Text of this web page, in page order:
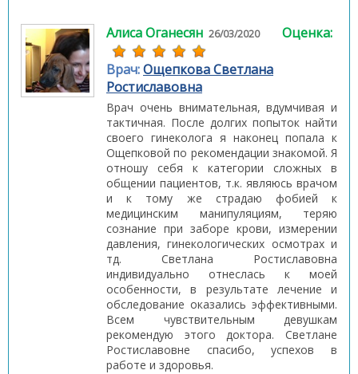
Алиса Оганесян 26/03/2020 Оценка:
Врач:Ощепкова Светлана
Ростиславовна
Врач очень внимательная, вдумчивая и
тактичная. После долгих попыток найти
своего гинеколога я наконец попала к
Ощепковой по рекомендации знакомой. Я
отношу себя к категории сложных в
общении пациентов, т.к. являюсь врачом
и к тому же страдаю фобией к
медицинским манипуляциям, теряю
сознание при заборе крови, измерении
давления, гинекологических осмотрах и
тд. Светлана Ростиславовна
индивидуально отнеслась к моей
особенности, в результате лечение и
обследование оказались эффективными.
Всем чувствительным девушкам
рекомендую этого доктора. Светлане
Ростиславовне спасибо, успехов в
работе и здоровья.